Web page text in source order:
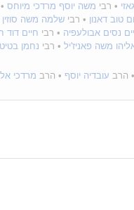
• רבי משה יוסף מרדכי מיוחס
טוב דאנון • רבי שלמה משה סוזין
נסים אבולעפיה • רבי חיים דוד
משה פאניז'יל • רבי נחמן
• הרב עובדיה יוסף • הרב מרדכי